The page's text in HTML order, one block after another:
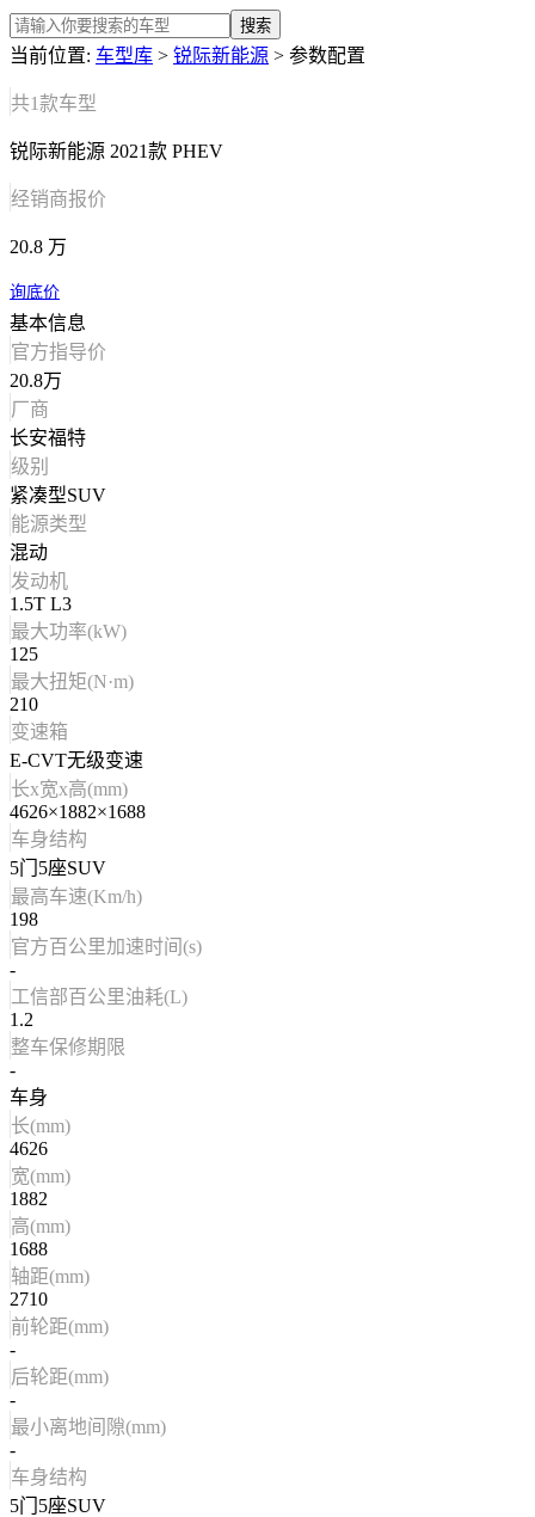
搜索
当前位置: 车型库 > 锐际新能源 > 参数配置
共1款车型
锐际新能源 2021款 PHEV
经销商报价
20.8 万
询底价
基本信息
官方指导价
20.8万
厂商
长安福特
级别
紧凑型SUV
能源类型
混动
发动机
1.5T L3
最大功率(kW)
125
最大扭矩(N·m)
210
变速箱
E-CVT无级变速
长x宽x高(mm)
4626×1882×1688
车身结构
5门5座SUV
最高车速(Km/h)
198
官方百公里加速时间(s)
-
工信部百公里油耗(L)
1.2
整车保修期限
-
车身
长(mm)
4626
宽(mm)
1882
高(mm)
1688
轴距(mm)
2710
前轮距(mm)
-
后轮距(mm)
-
最小离地间隙(mm)
-
车身结构
5门5座SUV